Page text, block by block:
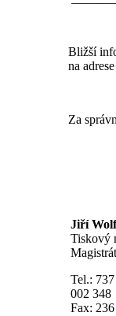
Bližší
na adrese
Za
Jiří Wolf
Tiskový
Tel.:
002 348
Fax: